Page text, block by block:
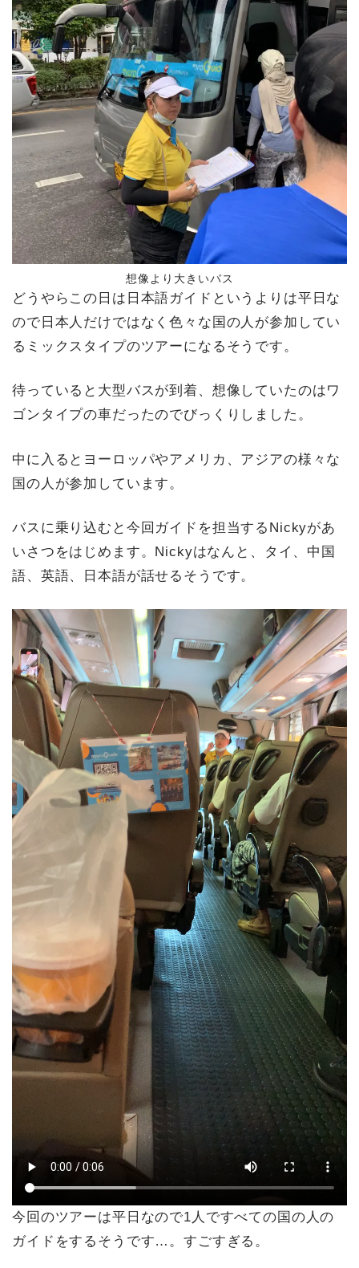
想像より大きいバス
どうやらこの日は日本語ガイドというよりは平日な
ので日本人だけではなく色々な国の人が参加してい
るミックスタイプのツアーになるそうです。
待っていると大型バスが到着、想像していたのはワ
ゴンタイプの車だったのでびっくりしました。
中に入るとヨーロッパやアメリカ、アジアの様々な
国の人が参加しています。
バスに乗り込むと今回ガイドを担当するNickyがあ
いさつをはじめます。Nickyはなんと、タイ、中国
語、英語、日本語が話せるそうです。
今回のツアーは平日なので1人ですべての国の人の
ガイドをするそうです…。すごすぎる。